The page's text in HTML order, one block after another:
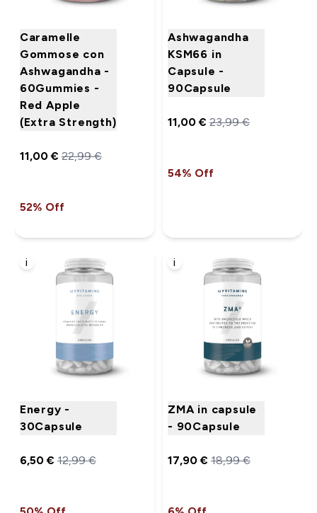
Caramelle
Gommose con
Ashwagandha -
60Gummies -
Red Apple
(Extra Strength)
11,00 €‎22,99 €‎
52% Off
Ashwagandha
KSM66 in
Capsule -
90Capsule
11,00 €‎ 23,99 €‎
54% Off
i
Energy -
30Capsule
6,50 €‎12,99 €‎
i
ZMA in capsule
- 90Capsule
17,90 €‎ 18,99 €‎